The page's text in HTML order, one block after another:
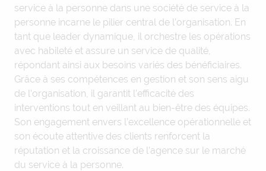
service à la personne dans une société de service à la
personne incarne le pilier central de l’organisation. En
tant que leader dynamique, il orchestre les opérations
avec habileté et assure un service de qualité,
répondant ainsi aux besoins variés des bénéficiaires.
Grâce à ses compétences en gestion et son sens aigu
de l’organisation, il garantit l’efficacité des
interventions tout en veillant au bien-être des équipes.
Son engagement envers l’excellence opérationnelle et
son écoute attentive des clients renforcent la
réputation et la croissance de l’agence sur le marché
du service à la personne.